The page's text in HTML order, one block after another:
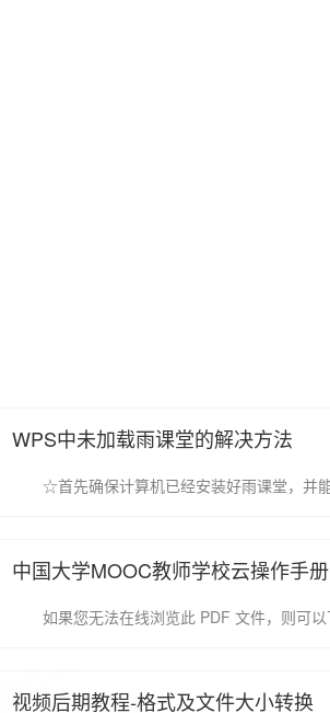
WPS中未加载雨课堂的解决方法
中国大学MOOC教师学校云操作手册
视频后期教程-格式及文件大小转换